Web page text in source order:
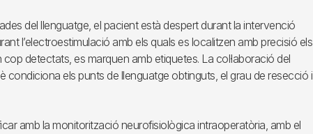
del llenguatge, el pacient està despert durant la intervenció
l’electroestimulació amb els quals es localitzen amb precisió els
detectats, es marquen amb etiquetes. La col·laboració del
condiciona els punts de llenguatge obtinguts, el grau de resecció i
amb la monitorització neurofisiològica intraoperatòria, amb el